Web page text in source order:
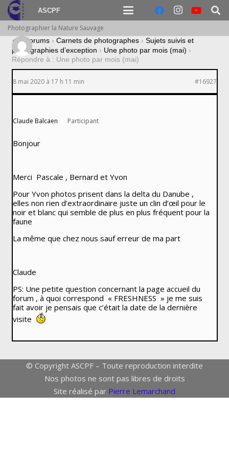
ASCPF
Photographier la Nature Sauvage
› Forums › Carnets de photographes › Sujets suivis et
photographies d’exception › Une photo par mois (mai) ›
Répondre à : Une photo par mois (mai)
8 mai 2020 à 17 h 11 min #16927
Claude Balcaen Participant
Bonjour
Merci Pascale , Bernard et Yvon
Pour Yvon photos prisent dans la delta du Danube ,
elles non rien d’extraordinaire juste un clin d’œil pour le
noir et blanc qui semble de plus en plus fréquent pour la
faune
La même que chez nous sauf erreur de ma part
Claude
PS: Une petite question concernant la page accueil du
forum , à quoi correspond « FRESHNESS » je me suis
fait avoir je pensais que c’était la date de la dernière
visite
© Copyright ASCPF – Toute reproduction interdite
Nos photos ne sont pas libres de droits
Site réalisé par Pierre Lemarchand